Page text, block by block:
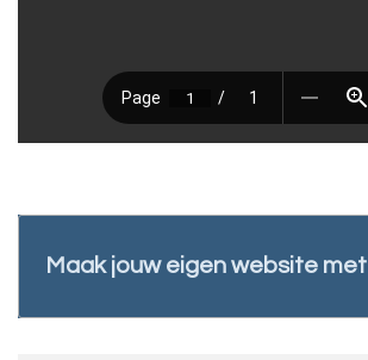
Maak jouw eigen website met